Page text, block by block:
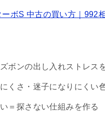
ボS 中古の買い方｜992
ボンの出し入れストレス
くさ・迷子になりにくい
＝探さない仕組みを作る